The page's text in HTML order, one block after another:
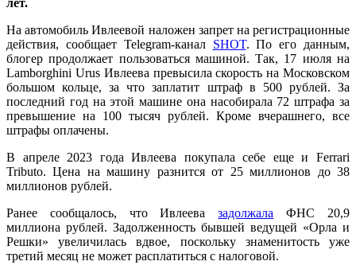
На автомобиль Ивлеевой наложен запрет на регистрационные
действия, сообщает Telegram-канал SHOT. По его данным,
блогер продолжает пользоваться машиной. Так, 17 июля на
Lamborghini Urus Ивлеева превысила скорость на Московском
большом кольце, за что заплатит штраф в 500 рублей. За
последний год на этой машине она насобирала 72 штрафа за
превышение на 100 тысяч рублей. Кроме вчерашнего, все
штрафы оплачены.
В апреле 2023 года Ивлеева покупала себе еще и Ferrari
Tributo. Цена на машину разнится от 25 миллионов до 38
миллионов рублей.
Ранее сообщалось, что Ивлеевазадолжала ФНС 20,9
миллиона рублей. Задолженность бывшей ведущей «Орла и
Решки» увеличилась вдвое, поскольку знаменитость уже
третий месяц не может расплатиться с налоговой.